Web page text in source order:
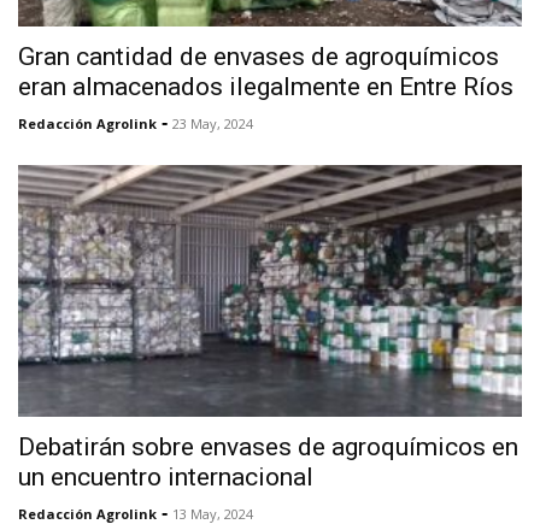
Gran cantidad de envases de agroquímicos
eran almacenados ilegalmente en Entre Ríos
Redacción Agrolink - 23 May, 2024
Debatirán sobre envases de agroquímicos en
un encuentro internacional
Redacción Agrolink - 13 May, 2024